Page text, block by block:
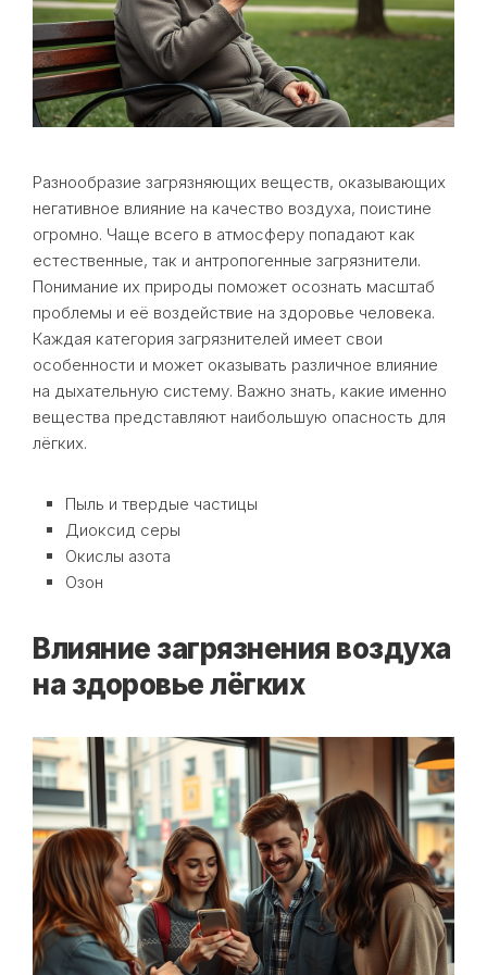
Разнообразие загрязняющих веществ, оказывающих
негативное влияние на качество воздуха, поистине
огромно. Чаще всего в атмосферу попадают как
естественные, так и антропогенные загрязнители.
Понимание их природы поможет осознать масштаб
проблемы и её воздействие на здоровье человека.
Каждая категория загрязнителей имеет свои
особенности и может оказывать различное влияние
на дыхательную систему. Важно знать, какие именно
вещества представляют наибольшую опасность для
лёгких.
Пыль и твердые частицы
Диоксид серы
Окислы азота
Озон
Влияние загрязнения воздуха
на здоровье лёгких